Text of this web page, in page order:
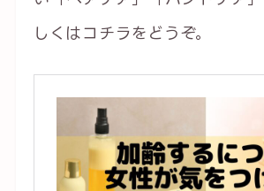
しくはコチラをどうぞ。